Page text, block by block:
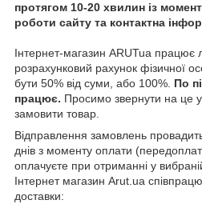
протягом 10-20 хвилин із
роботи сайту та контактна
Інтернет-магазин ARUTua працює
розрахунковий рахунок фізичної
бути 50% від суми, або 100%. По
працює. Просимо звернути на це
замовити товар.
Відправлення замовлень
днів з моменту оплати
оплачуєте при отриманні у
Інтернет магазин Arut.ua
доставки: